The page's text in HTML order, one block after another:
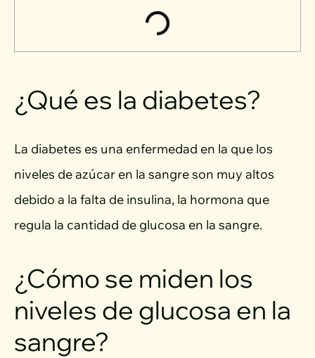
¿Qué es la diabetes?
La diabetes es una enfermedad en la que los
niveles de azúcar en la sangre son muy altos
debido a la falta de insulina, la hormona que
regula la cantidad de glucosa en la sangre.
¿Cómo se miden los
niveles de glucosa en la
sangre?